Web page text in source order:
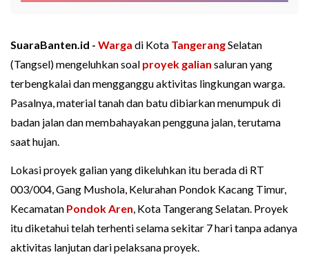
SuaraBanten.id - Warga di Kota TangerangSelatan
(Tangsel) mengeluhkan soal proyek galian saluran yang
terbengkalai dan mengganggu aktivitas lingkungan warga.
Pasalnya, material tanah dan batu dibiarkan menumpuk di
badan jalan dan membahayakan pengguna jalan, terutama
saat hujan.
Lokasi proyek galian yang dikeluhkan itu berada di RT
003/004, Gang Mushola, Kelurahan Pondok Kacang Timur,
Kecamatan Pondok Aren, Kota Tangerang Selatan. Proyek
itu diketahui telah terhenti selama sekitar 7 hari tanpa adanya
aktivitas lanjutan dari pelaksana proyek.